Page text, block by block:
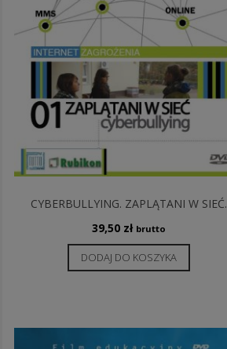
CYBERBULLYING. ZAPLĄTANI W SIEĆ.
39,50 zł brutto
DODAJ DO KOSZYKA